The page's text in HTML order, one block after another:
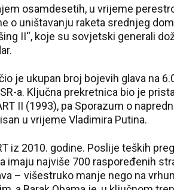
osamdesetih, u vrijeme
o uništavanju raketa srednjeg
II“, koje su sovjetski generali
je ukupan broj bojevih glava na
a. Ključna prekretnica bio je
II (1993), pa Sporazum o
u vrijeme Vladimira Putina.
iz 2010. godine. Poslije teških
imaju najviše 700 raspoređenih
– višestruko manje nego na